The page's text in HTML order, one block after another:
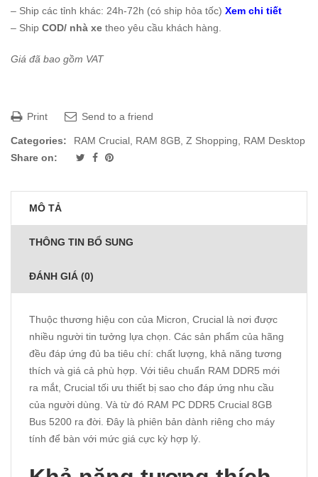
– Ship các tỉnh khác: 24h-72h (có ship hỏa tốc) Xem chi tiết
– Ship COD/ nhà xe theo yêu cầu khách hàng.
Giá đã bao gồm VAT
Print Send to a friend
Categories: RAM Crucial RAM 8GB Z Shopping
RAM Desktop
Share on:
MÔ TẢ
THÔNG TIN BỔ SUNG
ĐÁNH GIÁ (0)
Thuộc thương hiệu con của Micron, Crucial là nơi được
nhiều người tin tưởng lựa chọn. Các sản phẩm của hãng
đều đáp ứng đủ ba tiêu chí: chất lượng, khả năng tương
thích và giá cả phù hợp. Với tiêu chuẩn RAM DDR5 mới
ra mắt, Crucial tối ưu thiết bị sao cho đáp ứng nhu cầu
của người dùng. Và từ đó RAM PC DDR5 Crucial 8GB
Bus 5200 ra đời. Đây là phiên bản dành riêng cho máy
tính để bàn với mức giá cực kỳ hợp lý.